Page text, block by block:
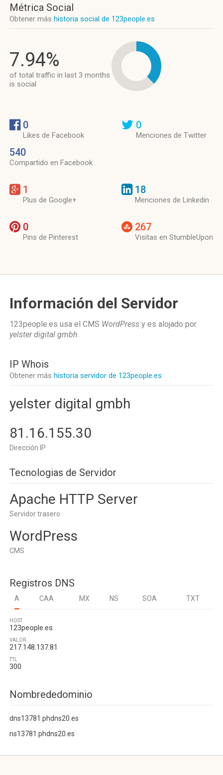
Métrica Social
Obtener más historia social de 123people.es
7.94%
of total traffic in last 3 months
is social
0
Likes de Facebook
540
Compartido en Facebook
0
Menciones de Twitter
1
Plus de Google+
18
Menciones de Linkedin
0
Pins de Pinterest
267
Visitas en StumbleUpon
Información del Servidor
123people.es usa el CMS WordPress y es alojado por
yelster digital gmbh.
IP Whois
Obtener más historia servidor de 123people.es
yelster digital gmbh
81.16.155.30
Dirección IP
Tecnologias de Servidor
Apache HTTP Server
Servidor trasero
WordPress
CMS
Registros DNS
A CAA MX NS SOA TXT
HOST
123people.es
VALOR
217.148.137.81
TTL
300
Nombrededominio
dns13781.phdns20.es
ns13781.phdns20.es